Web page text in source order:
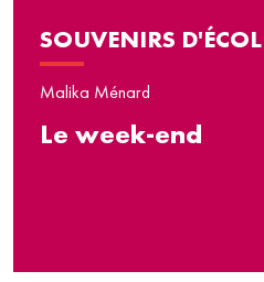
SOUVENIRS
Malika Ménard
Le week-end